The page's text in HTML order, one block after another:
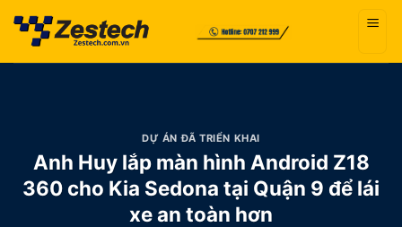
qua
DỰ ÁN ĐÃ TRIỂN KHAI
Anh Huy lắp màn hình Android Z18
360 cho Kia Sedona tại Quận 9 để lái
xe an toàn hơn